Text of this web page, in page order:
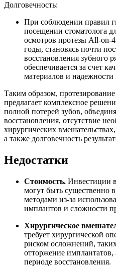
Долговечность:
При соблюдении правил
посещении стоматолога
осмотров протезы All-on-
годы, становясь почти
восстановления зубного
обеспечивается за счет
материалов и
Таким образом,
предлагает комплексное
полной потерей зубов,
восстановления, отсутствие
хирургических
а также долговечность
Недостатки
Стоимость. Инвестиции
могут быть существенно
методами из-за
имплантов и сложности
Хирургическое
требует хирургической
риском осложнений,
отторжение
периоде восстановления.